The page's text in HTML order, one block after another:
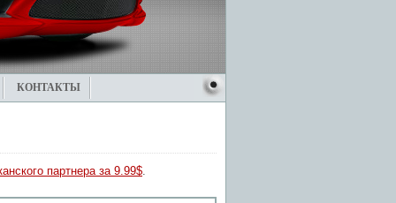
КОНТАКТЫ
партнера за 9.99$.